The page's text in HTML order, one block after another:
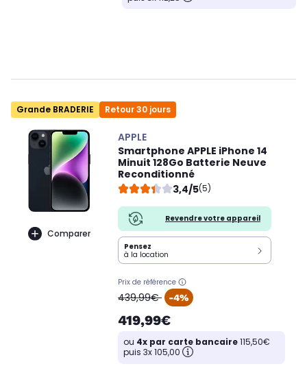
Grande BRADERIE Retour 30 jours
Comparer
APPLE
Smartphone APPLE iPhone 14
Minuit 128Go Batterie Neuve
Reconditionné
3,4/5(5)
Revendre votre appareil
Pensez
à la location
Prix de référence
oldPrice
439,99€ -4%
419,99€
ou 4x par carte bancaire115,50€
puis 3x 105,00